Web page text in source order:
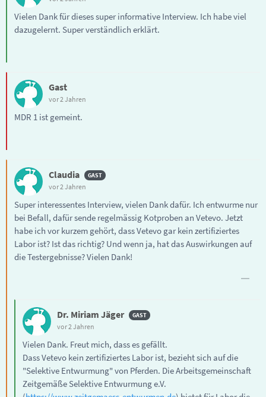
Vielen Dank für dieses super informative Interview. Ich habe viel
dazugelernt. Super verständlich erklärt.
Gast
vor 2 Jahren
MDR 1 ist gemeint.
Claudia
vor 2 Jahren
Super interessentes Interview, vielen Dank dafür. Ich entwurme nur
bei Befall, dafür sende regelmässig Kotproben an Vetevo. Jetzt
habe ich vor kurzem gehört, dass Vetevo gar kein zertifiziertes
Labor ist? Ist das richtig? Und wenn ja, hat das Auswirkungen auf
die Testergebnisse? Vielen Dank!
Dr. Miriam Jäger
vor 2 Jahren
Vielen Dank. Freut mich, dass es gefällt.
Dass Vetevo kein zertifiziertes Labor ist, bezieht sich auf die
"Selektive Entwurmung" von Pferden. Die Arbeitsgemeinschaft
Zeitgemäße Selektive Entwurmung e.V.